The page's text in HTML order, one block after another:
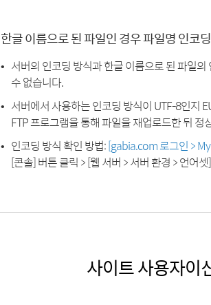
한글 이름으로 된 파일인 경우 파일명 인코
서버의 인코딩 방식과 한글 이름으로 된 파일
수 없습니다.
서버에서 사용하는 인코딩 방식이 UTF-8인지
FTP 프로그램을 통해 파일을 재업로드한 뒤
인코딩 방식 확인 방법:[gabia.com 로그인 >
[콘솔] 버튼 클릭 > [웹 서버 > 서버 환경 > 언어
사이트 사용자이